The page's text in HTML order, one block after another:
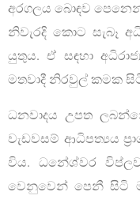
අරගලය බොඳව
නිවැරදි කොට සැබෑ
යුතුය. ඒ සඳහා
මතවාදී නිරවුල් කමක
ධනවාදය උපත
වැඩවසම් ආධිපත්‍යය
විය. ධනේශ්වර
වෙනුවෙන් පෙනී සිටි